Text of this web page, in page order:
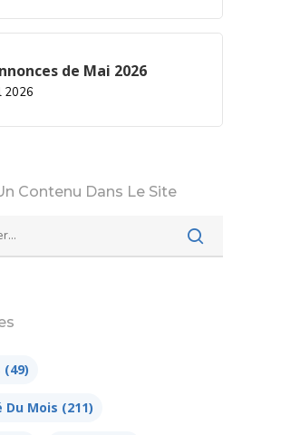
de Mai 2026
2026
Contenu Dans Le Site
(49)
Mois (211)